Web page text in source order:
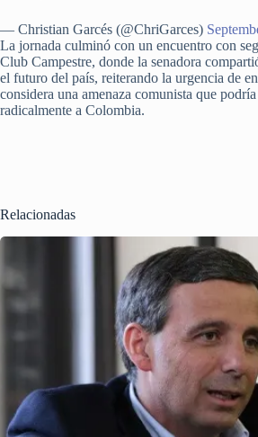
— Christian Garcés (@ChriGarces)
La jornada culminó con un encuentro con
Club Campestre, donde la senadora
el futuro del país, reiterando la urgencia de
considera una amenaza comunista que
radicalmente a Colombia.
Relacionadas